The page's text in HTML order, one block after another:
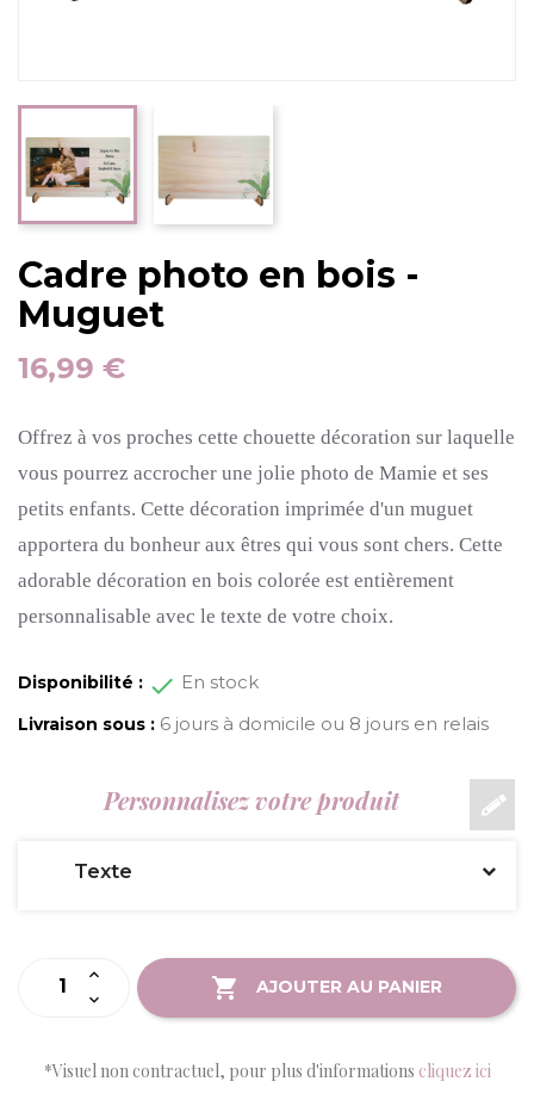
Cadre photo en bois -
Muguet
16,99 €
Offrez à vos proches cette chouette décoration sur laquelle
vous pourrez accrocher une jolie photo de Mamie et ses
petits enfants. Cette décoration imprimée d'un muguet
apportera du bonheur aux êtres qui vous sont chers. Cette
adorable décoration en bois colorée est entièrement
personnalisable avec le texte de votre choix.
Disponibilité : En stock
Livraison sous : 6 jours à domicile ou 8 jours en relais
Personnalisez votre produit
Texte
AJOUTER AU PANIER
*Visuel non contractuel, pour plus d'informations cliquez ici